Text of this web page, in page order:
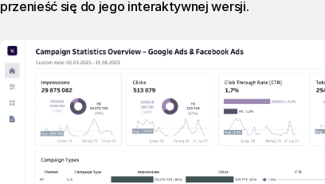
przenieść się do jego interaktywnej wersji.